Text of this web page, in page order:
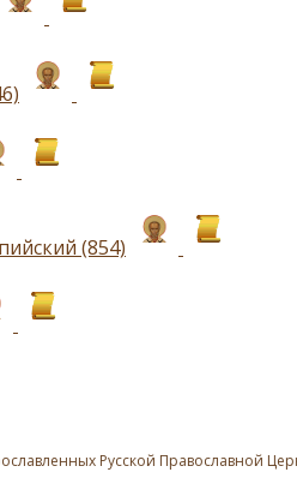
(854)
Русской Православной